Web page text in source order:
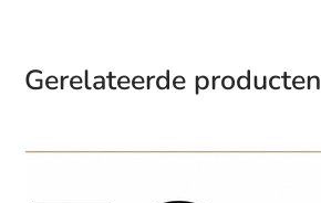
Gerelateerde producten